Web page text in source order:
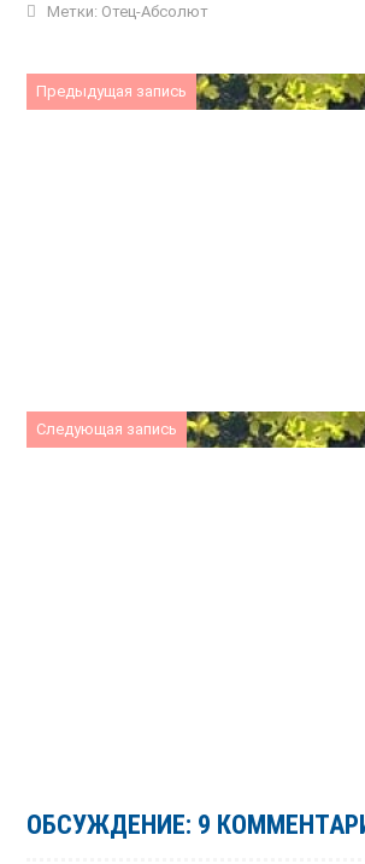
Метки: Отец-Абсолют
Предыдущая запись
Следующая запись
ОБСУЖДЕНИЕ: 9